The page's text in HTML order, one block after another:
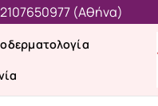
2107650977 (Aθήνα)